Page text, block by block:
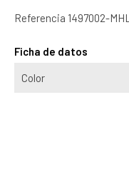
Referencia 1497002-MHL
Ficha de datos
Color